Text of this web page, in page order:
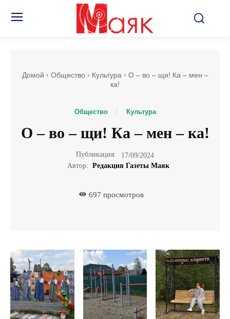
Домой Общество Культура
О – во – щи! Ка – мен –
ка!
Общество Культура
О – во – щи! Ка – мен – ка!
Публикация:
17/09/2024
Автор: Редакция Газеты Маяк
697 просмотров